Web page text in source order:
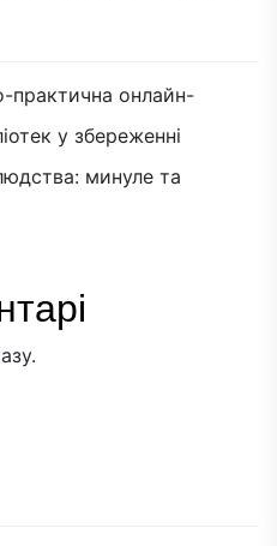
практична онлайн-
у збереженні
минуле та